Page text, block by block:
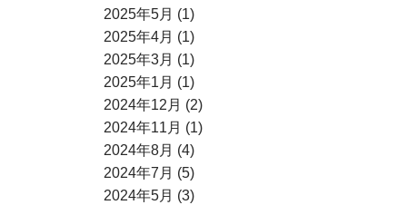
2025年5月 (1)
2025年4月 (1)
2025年3月 (1)
2025年1月 (1)
2024年12月 (2)
2024年11月 (1)
2024年8月 (4)
2024年7月 (5)
2024年5月 (3)